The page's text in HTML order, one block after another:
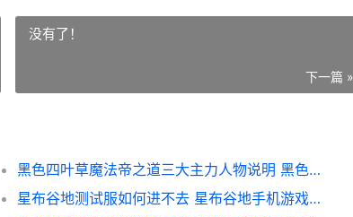
没有了！
下一篇 »
黑色四叶草魔法帝之道三大主力人物说明 黑色四叶草手机游戏三大主力人物同享 黑色四叶草魔法帝叫什么
星布谷地测试服如何进不去 星布谷地手机游戏测试服进不去化解办法 星布谷地测试服下载